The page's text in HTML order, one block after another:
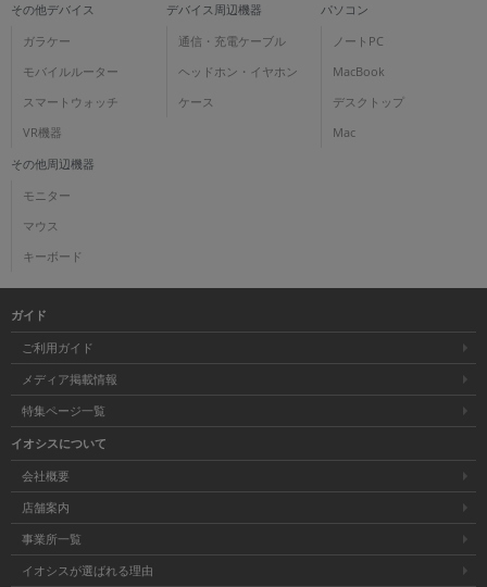
その他デバイス
ガラケー
モバイルルーター
スマートウォッチ
VR機器
デバイス周辺機器
通信・充電ケーブル
ヘッドホン・イヤホン
ケース
パソコン
ノートPC
MacBook
デスクトップ
Mac
その他周辺機器
モニター
マウス
キーボード
ガイド
ご利用ガイド
メディア掲載情報
特集ページ一覧
イオシスについて
会社概要
店舗案内
事業所一覧
イオシスが選ばれる理由